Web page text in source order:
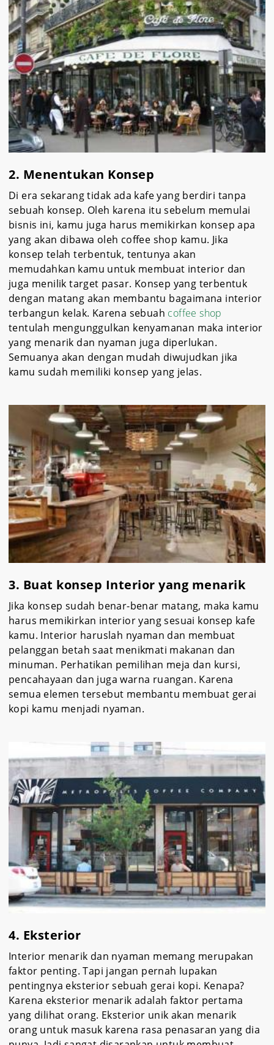
2. Menentukan Konsep
Di era sekarang tidak ada kafe yang berdiri tanpa
sebuah konsep. Oleh karena itu sebelum memulai
bisnis ini, kamu juga harus memikirkan konsep apa
yang akan dibawa oleh coffee shop kamu. Jika
konsep telah terbentuk, tentunya akan
memudahkan kamu untuk membuat interior dan
juga menilik target pasar. Konsep yang terbentuk
dengan matang akan membantu bagaimana interior
terbangun kelak. Karena sebuah coffee shop
tentulah mengunggulkan kenyamanan maka interior
yang menarik dan nyaman juga diperlukan.
Semuanya akan dengan mudah diwujudkan jika
kamu sudah memiliki konsep yang jelas.
3. Buat konsep Interior yang menarik
Jika konsep sudah benar-benar matang, maka kamu
harus memikirkan interior yang sesuai konsep kafe
kamu. Interior haruslah nyaman dan membuat
pelanggan betah saat menikmati makanan dan
minuman. Perhatikan pemilihan meja dan kursi,
pencahayaan dan juga warna ruangan. Karena
semua elemen tersebut membantu membuat gerai
kopi kamu menjadi nyaman.
4. Eksterior
Interior menarik dan nyaman memang merupakan
faktor penting. Tapi jangan pernah lupakan
pentingnya eksterior sebuah gerai kopi. Kenapa?
Karena eksterior menarik adalah faktor pertama
yang dilihat orang. Eksterior unik akan menarik
orang untuk masuk karena rasa penasaran yang dia